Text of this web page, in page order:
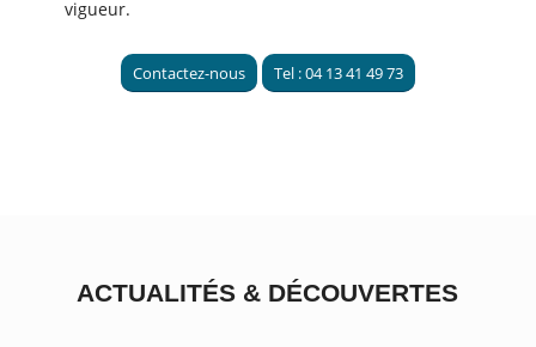
vigueur.
Contactez-nous Tel : 04 13 41 49 73
ACTUALITÉS & DÉCOUVERTES